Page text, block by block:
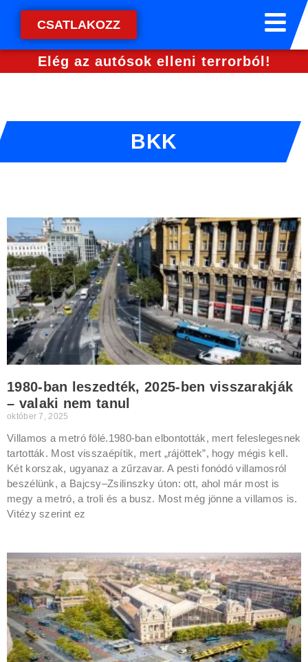
CSATLAKOZZ
Elég az autósok elleni terrorból!
BKK
1980-ban leszedték, 2025-ben visszarakják
– valaki nem tanul
október 7, 2025
Villamos a metró fölé.1980-ban elbontották, mert feleslegesnek
tartották. Most visszaépítik, mert „rájöttek”, hogy mégis kell.
Két korszak, ugyanaz a zűrzavar. A pesti fonódó villamosról
beszélünk, a Bajcsy–Zsilinszky úton: ott, ahol már most is
megy a metró, a troli és a busz. Most még jönne a villamos is.
Vitézy szerint ez